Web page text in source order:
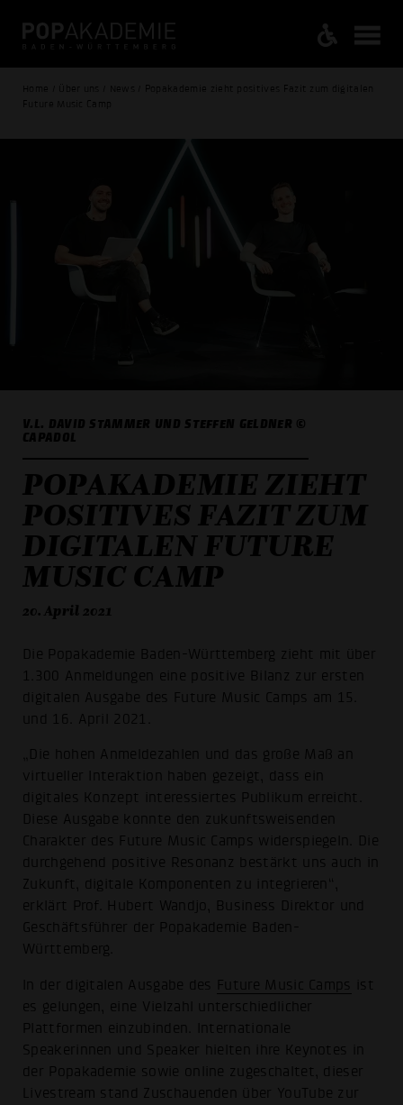
Home / Über uns / News / Popakademie zieht positives Fazit zum digitalen
Future Music Camp
V.L. DAVID STAMMER UND STEFFEN GELDNER ©
CAPADOL
POPAKADEMIE ZIEHT
POSITIVES FAZIT ZUM
DIGITALEN FUTURE
MUSIC CAMP
20. April 2021
Die Popakademie Baden-Württemberg zieht mit über
1.300 Anmeldungen eine positive Bilanz zur ersten
digitalen Ausgabe des Future Music Camps am 15.
und 16. April 2021.
„Die hohen Anmeldezahlen und das große Maß an
virtueller Interaktion haben gezeigt, dass ein
digitales Konzept interessiertes Publikum erreicht.
Diese Ausgabe konnte den zukunftsweisenden
Charakter des Future Music Camps widerspiegeln. Die
durchgehend positive Resonanz bestärkt uns auch in
Zukunft, digitale Komponenten zu integrieren“,
erklärt Prof. Hubert Wandjo, Business Direktor und
Geschäftsführer der Popakademie Baden-
Württemberg.
In der digitalen Ausgabe des Future Music Camps
ist
es gelungen, eine Vielzahl unterschiedlicher
Plattformen einzubinden. Internationale
Speakerinnen und Speaker hielten ihre Keynotes in
der Popakademie sowie online zugeschaltet, dieser
Livestream stand Zuschauenden über YouTube zur